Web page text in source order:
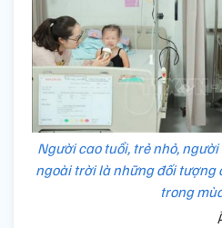
Người cao tuổi, trẻ nhỏ,
ngoài trời là những đối tượng
trong